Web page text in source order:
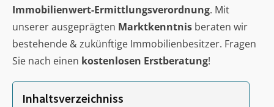
Immobilienwert-Ermittlungsverordnung. Mit
unserer ausgeprägten Marktkenntnis beraten wir
bestehende & zukünftige Immobilienbesitzer. Fragen
Sie nach einen kostenlosen Erstberatung!
Inhaltsverzeichniss